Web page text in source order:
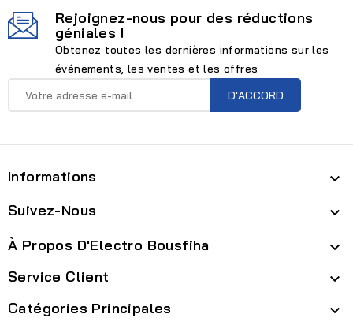
Rejoignez-nous pour des réductions
géniales !
Obtenez toutes les dernières informations sur les
événements, les ventes et les offres
Informations 
Suivez-Nous 
À Propos D'Electro Bousfiha 
Service Client 
Catégories Principales 